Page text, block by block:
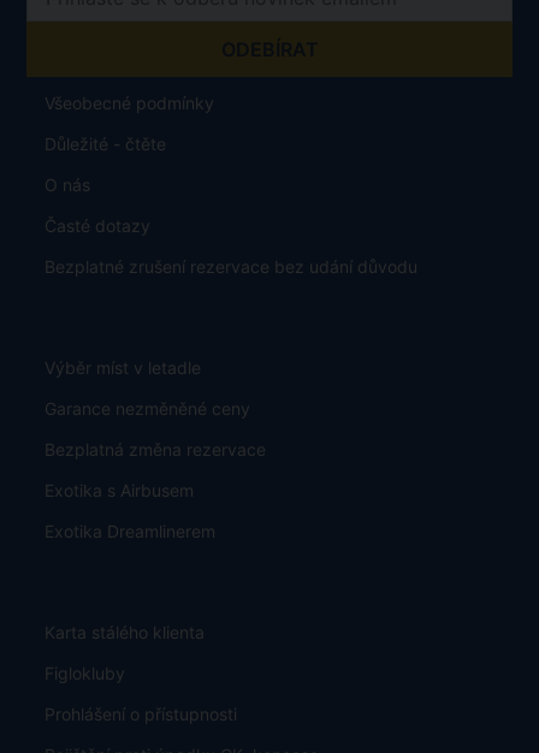
Všeobecné podmínky
Důležité - čtěte
O nás
Časté dotazy
Bezplatné zrušení rezervace bez udání důvodu
Výběr míst v letadle
Garance nezměněné ceny
Bezplatná změna rezervace
Exotika s Airbusem
Exotika Dreamlinerem
Karta stálého klienta
Figlokluby
Prohlášení o přístupnosti